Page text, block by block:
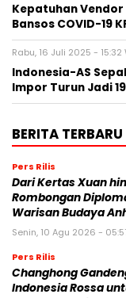
Kepatuhan
Bansos COVID-19
Rabu, 16 Juli 2025 - 15:32
Indonesia-AS
Impor Turun Jadi
BERITA TERBARU
Pers Rilis
Dari Kertas Xuan
Rombongan
Warisan Budaya
Senin, 10 Agu 2026 -
Pers Rilis
Changhong
Indonesia Rossa